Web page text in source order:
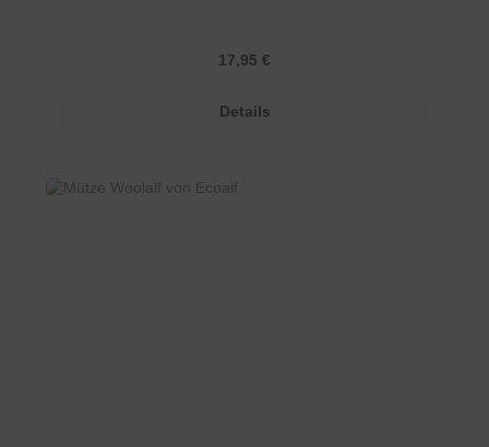
Regulärer Preis:
17,95 €
Details